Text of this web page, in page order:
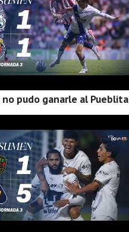
no pudo ganarle al Pueblita